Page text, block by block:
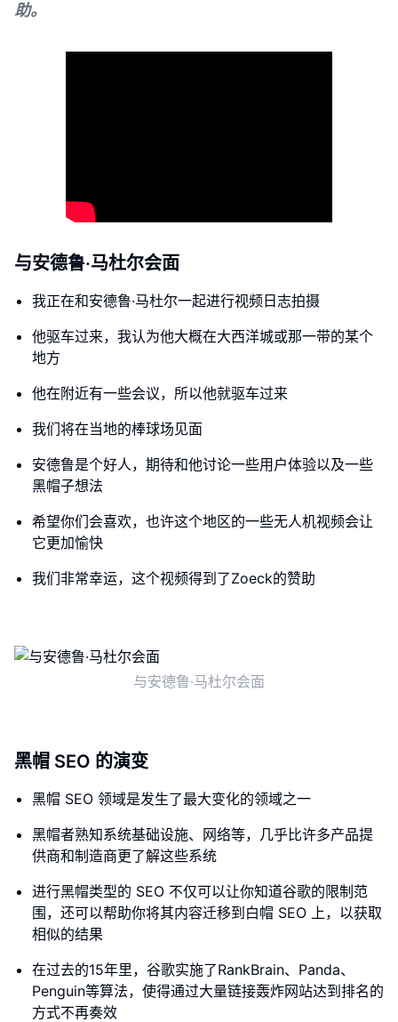
助。
与安德鲁·马杜尔会面
我正在和安德鲁·马杜尔一起进行视频日志拍摄
他驱车过来，我认为他大概在大西洋城或那一带的某个
地方
他在附近有一些会议，所以他就驱车过来
我们将在当地的棒球场见面
安德鲁是个好人，期待和他讨论一些用户体验以及一些
黑帽子想法
希望你们会喜欢，也许这个地区的一些无人机视频会让
它更加愉快
我们非常幸运，这个视频得到了Zoeck的赞助
与安德鲁·马杜尔会面
黑帽 SEO 的演变
黑帽 SEO 领域是发生了最大变化的领域之一
黑帽者熟知系统基础设施、网络等，几乎比许多产品提
供商和制造商更了解这些系统
进行黑帽类型的 SEO 不仅可以让你知道谷歌的限制范
围，还可以帮助你将其内容迁移到白帽 SEO 上，以获取
相似的结果
在过去的15年里，谷歌实施了RankBrain、Panda、
Penguin等算法，使得通过大量链接轰炸网站达到排名的
方式不再奏效